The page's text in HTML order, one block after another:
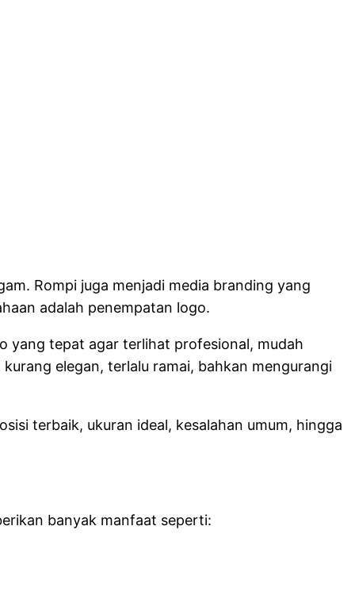
Rompi juga menjadi media branding yang
adalah penempatan logo.
yang tepat agar terlihat profesional, mudah
elegan, terlalu ramai, bahkan mengurangi
terbaik, ukuran ideal, kesalahan umum, hingga
banyak manfaat seperti: